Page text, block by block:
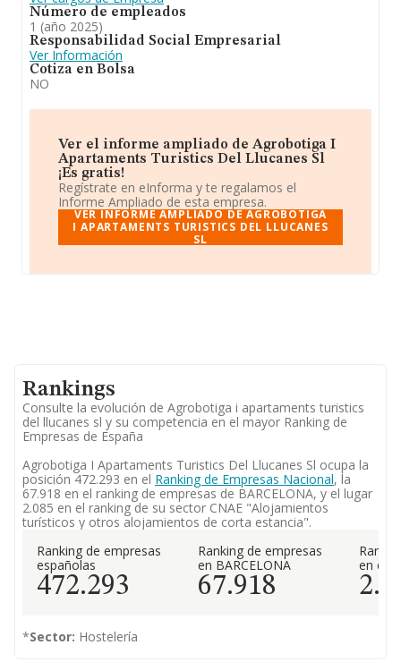
Número de empleados
1 (año 2025)
Responsabilidad Social Empresarial
Ver Información
Cotiza en Bolsa
NO
Ver el informe ampliado de Agrobotiga I
Apartaments Turistics Del Llucanes Sl
¡Es gratis!
Regístrate en eInforma y te regalamos el
Informe Ampliado de esta empresa.
VER INFORME AMPLIADO DE AGROBOTIGA
I APARTAMENTS TURISTICS DEL LLUCANES
SL
Rankings
Consulte la evolución de Agrobotiga i apartaments turistics
del llucanes sl y su competencia en el mayor Ranking de
Empresas de España
Agrobotiga I Apartaments Turistics Del Llucanes Sl ocupa la
posición 472.293 en el Ranking de Empresas Nacional, la
67.918 en el ranking de empresas de BARCELONA, y el lugar
2.085 en el ranking de su sector CNAE "Alojamientos
turísticos y otros alojamientos de corta estancia".
Ranking de empresas
españolas
472.293
Ranking de empresas
en BARCELONA
67.918
en el
*Sector: Hostelería